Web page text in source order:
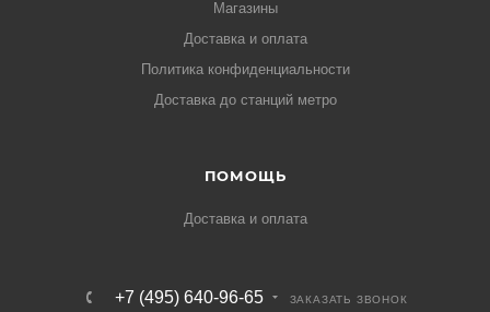
Магазины
Доставка и оплата
Политика конфиденциальности
Доставка до станций метро
ПОМОЩЬ
Доставка и оплата
+7 (495) 640-96-65 ЗАКАЗАТЬ ЗВОНОК